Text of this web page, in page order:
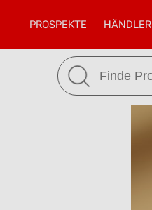
PROSPEKTE HÄNDLER